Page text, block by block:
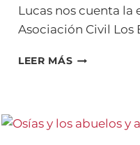
Lucas nos cuenta la
Asociación Civil Los
LEER MÁS SIEMBRA
DE
AMOR